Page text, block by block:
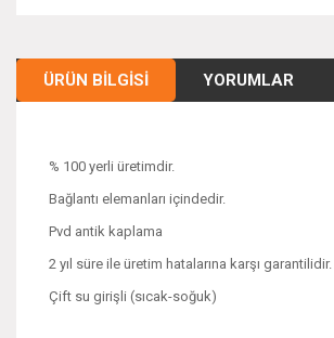
ÜRÜN BILGISI YORUMLAR
% 100 yerli üretimdir.
Bağlantı elemanları içindedir.
Pvd antik kaplama
2 yıl süre ile üretim hatalarına karşı garantilidir.
Çift su girişli (sıcak-soğuk)